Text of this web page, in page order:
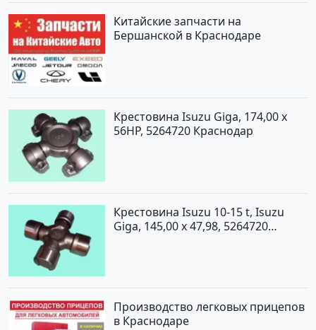
Китайские запчасти на
Бершанской в Краснодаре
Крестовина Isuzu Giga, 174,00 x
56HP, 5264720 Краснодар
Крестовина Isuzu 10-15 t, Isuzu
Giga, 145,00 x 47,98, 5264720
Производство легковых прицепов
в Краснодаре